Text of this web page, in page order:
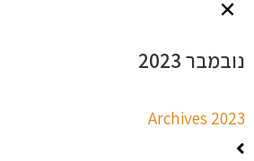
נובמבר 2023
2023 Archives